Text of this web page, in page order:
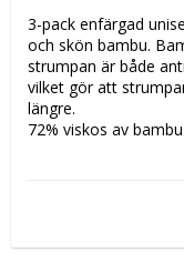
3-pack enfärgad
och skön bambu.
strumpan är både
vilket gör att
längre.
72% viskos av